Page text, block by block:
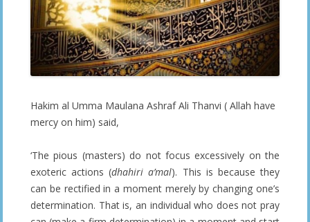
Hakim al Umma Maulana Ashraf Ali Thanvi ( Allah have
mercy on him) said,
‘The pious (masters) do not focus excessively on the
exoteric actions (dhahiri a’mal). This is because they
can be rectified in a moment merely by changing one’s
determination. That is, an individual who does not pray